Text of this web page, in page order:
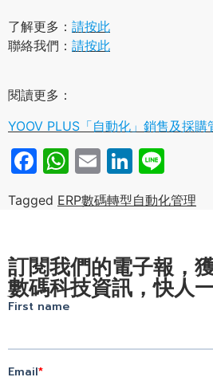
了解更多： 請按此
聯絡我們： 請按此
閱讀更多：
YOOV PLUS「自動化」銷售及採購
Facebook
WhatsApp
Email
Tagged ERP數碼轉型自動化管理
訂閱我們的電子報，
數碼科技資訊，快人